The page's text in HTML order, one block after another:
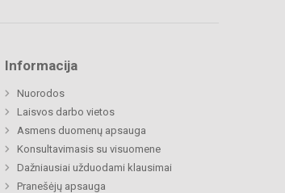
Informacija
Nuorodos
Laisvos darbo vietos
Asmens duomenų apsauga
Konsultavimasis su visuomene
Dažniausiai užduodami klausimai
Pranešėjų apsauga